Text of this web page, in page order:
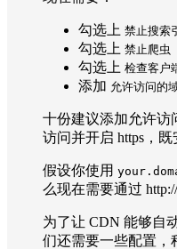
勾选上 禁止搜索
勾选上 禁止爬虫
勾选上 检查客户
添加 允许访问的
十份建议添加允许访
访问并开启 https，
假设你使用
么现在需要通过
为了让 CDN 能够自
们还需要一些配置，